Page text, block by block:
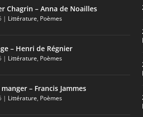
Chagrin – Anna de Noailles
| Littérature, Poèmes
– Henri de Régnier
| Littérature, Poèmes
– Francis Jammes
| Littérature, Poèmes